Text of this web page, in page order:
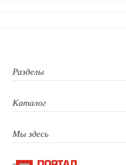
Разделы
Каталог
Мы здесь